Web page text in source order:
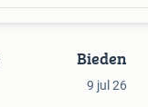
Bieden
9 jul 26